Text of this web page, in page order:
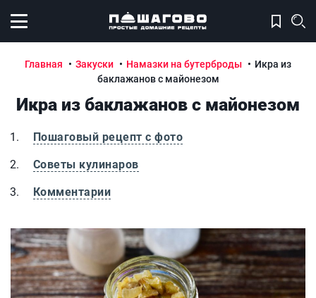
Открыть меню
Главная Закуски Намазки на бутерброды
Икра из
баклажанов с майонезом
Икра из баклажанов с майонезом
Пошаговый рецепт с фото
Советы кулинаров
Комментарии
Икра из баклажанов с майонезом